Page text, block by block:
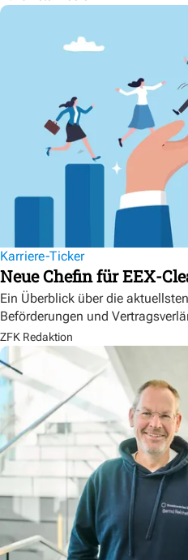
Karriere-Ticker
Neue Chefin für EEX-
Ein Überblick über die
Beförderungen und
ZFK Redaktion